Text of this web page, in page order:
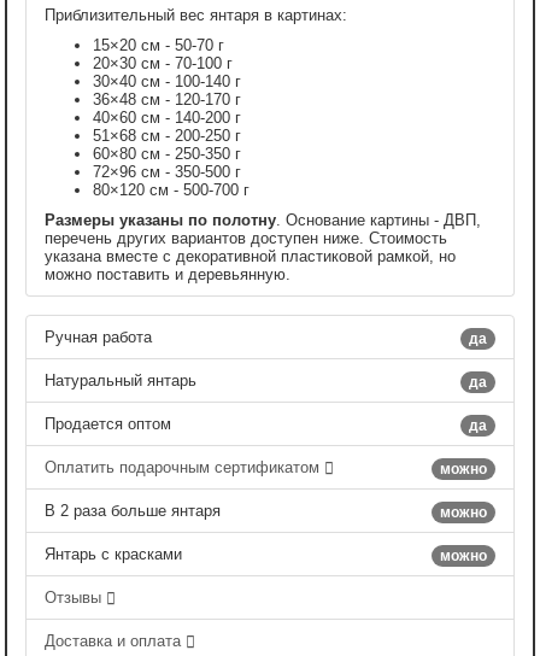
Приблизительный вес янтаря в картинах:
15×20 см - 50-70 г
20×30 см - 70-100 г
30×40 см - 100-140 г
36×48 см - 120-170 г
40×60 см - 140-200 г
51×68 см - 200-250 г
60×80 см - 250-350 г
72×96 см - 350-500 г
80×120 см - 500-700 г
Размеры указаны по полотну . Основание картины - ДВП,
перечень других вариантов доступен ниже. Стоимость
указана вместе с декоративной пластиковой рамкой, но
можно поставить и деревьянную.
да
Ручная работа
да
Натуральный янтарь
да
Продается оптом
можно
Оплатить подарочным сертификатом
можно
В 2 раза больше янтаря
можно
Янтарь с красками
Отзывы
Доставка и оплата